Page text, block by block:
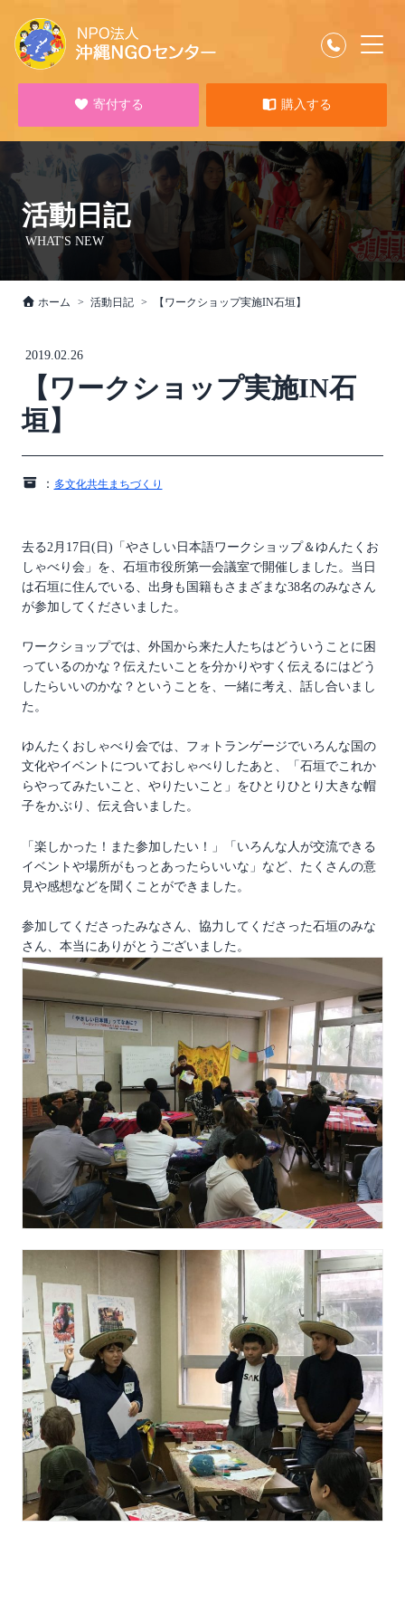
寄付する 購入する
活動日記
WHAT'S NEW
ホーム 活動日記 【ワークショップ実施IN石垣】
2019.02.26
【ワークショップ実施IN石
垣】
： 多文化共生まちづくり
去る2月17日(日)「やさしい日本語ワークショップ＆ゆんたくお
しゃべり会」を、石垣市役所第一会議室で開催しました。当日
は石垣に住んでいる、出身も国籍もさまざまな38名のみなさん
が参加してくださいました。
ワークショップでは、外国から来た人たちはどういうことに困
っているのかな？伝えたいことを分かりやすく伝えるにはどう
したらいいのかな？ということを、一緒に考え、話し合いまし
た。
ゆんたくおしゃべり会では、フォトランゲージでいろんな国の
文化やイベントについておしゃべりしたあと、「石垣でこれか
らやってみたいこと、やりたいこと」をひとりひとり大きな帽
子をかぶり、伝え合いました。
「楽しかった！また参加したい！」「いろんな人が交流できる
イベントや場所がもっとあったらいいな」など、たくさんの意
見や感想などを聞くことができました。
参加してくださったみなさん、協力してくださった石垣のみな
さん、本当にありがとうございました。